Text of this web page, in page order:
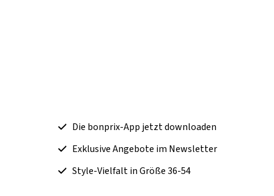
Die bonprix-App jetzt downloaden
Exklusive Angebote im Newsletter
Style-Vielfalt in Größe 36-54